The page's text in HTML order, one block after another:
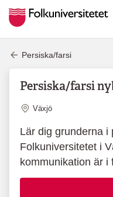
Persiska/farsi
Persiska/farsi
Plats
Växjö
Lär dig grunderna i
Folkuniversitetet i
kommunikation är i